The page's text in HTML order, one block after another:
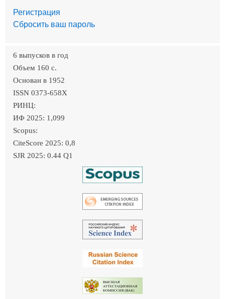
Регистрация
Сбросить ваш пароль
6 выпусков в год
Объем 160 c.
Основан в 1952
ISSN 0373-658X
РИНЦ:
ИФ 2025: 1,099
Scopus:
CiteScore 2025: 0,8
SJR 2025: 0.44 Q1